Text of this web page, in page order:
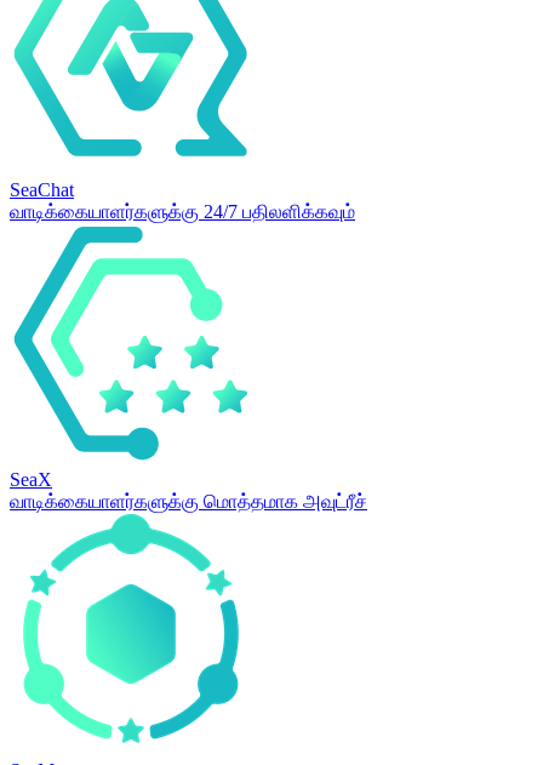
SeaChat
வாடிக்கையாளர்களுக்கு 24/7 பதிலளிக்கவும்
SeaX
வாடிக்கையாளர்களுக்கு மொத்தமாக அவுட்ரீச்